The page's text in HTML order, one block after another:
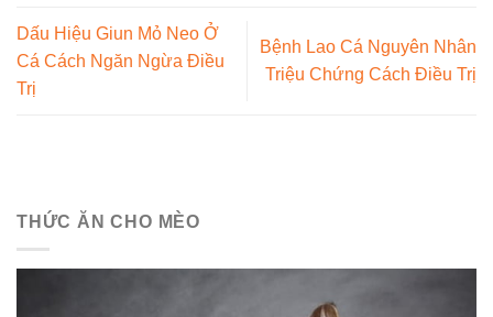
Dấu Hiệu Giun Mỏ Neo Ở
Cá Cách Ngăn Ngừa Điều
Trị
Bệnh Lao Cá Nguyên Nhân
Triệu Chứng Cách Điều Trị
THỨC ĂN CHO MÈO